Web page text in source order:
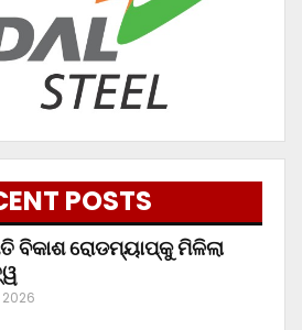
POSTS
ବିକାଶ ରୋଡମ୍ୟାପ୍‌କୁ ମିଳିଲା